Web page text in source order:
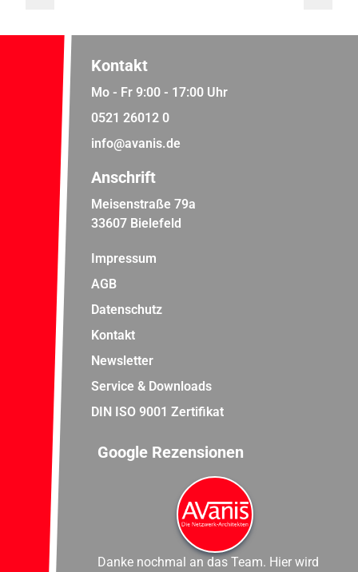
Kontakt
Mo - Fr 9:00 - 17:00 Uhr
0521 26012 0
info@avanis.de
Anschrift
Meisenstraße 79a
33607 Bielefeld
Impressum
AGB
Datenschutz
Kontakt
Newsletter
Service & Downloads
DIN ISO 9001 Zertifikat
Google Rezensionen
Danke nochmal an das Team. Hier wird